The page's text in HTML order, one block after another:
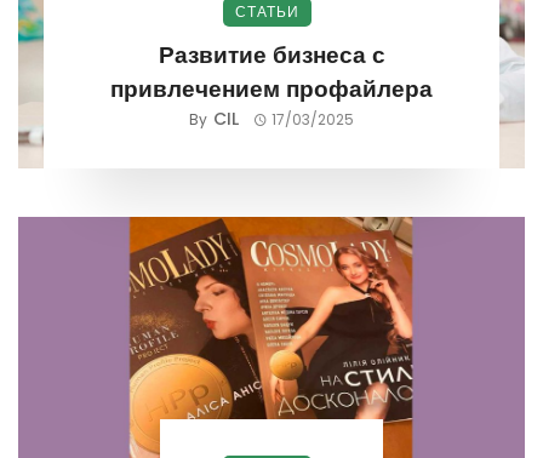
СТАТЬИ
Развитие бизнеса с
привлечением профайлера
By CIL 17/03/2025